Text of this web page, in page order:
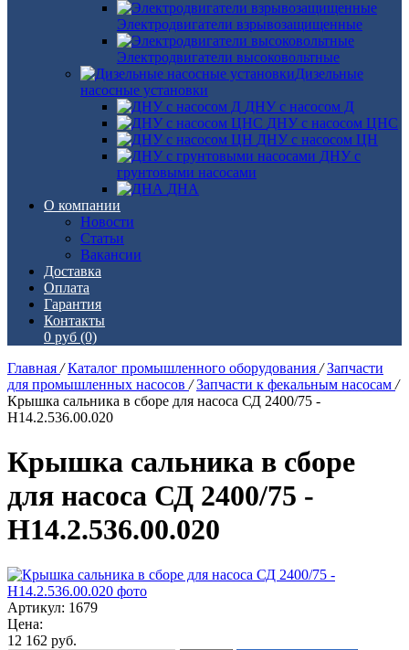
Электродвигатели взрывозащищенные
Электродвигатели высоковольтные
Дизельные
насосные установки
ДНУ с насосом Д
ДНУ с насосом ЦНС
ДНУ с насосом ЦН
ДНУ с
грунтовыми насосами
ДНА
О компании
Новости
Статьи
Вакансии
Доставка
Оплата
Гарантия
Контакты
0 руб (0)
Главная / Каталог промышленного оборудования / Запчасти
для промышленных насосов / Запчасти к фекальным насосам /
Крышка сальника в сборе для насоса СД 2400/75 -
Н14.2.536.00.020
Крышка сальника в сборе
для насоса СД 2400/75 -
Н14.2.536.00.020
Артикул: 1679
Цена:
12 162 руб.